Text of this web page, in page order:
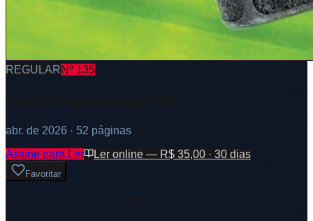
REGULARNº 135
abr. de 2026 · 52 páginas
Assine para Ler
Ler online — R$ 35,00 · 30 dias
Favoritar